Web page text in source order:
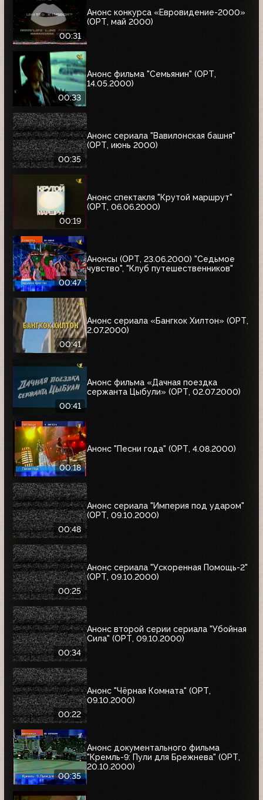
00:31
Анонс конкурса «Евровидение-2000»
(ОРТ, май 2000)
00:33
Анонс фильма "Семьянин" (ОРТ,
14.05.2000)
00:35
Анонс сериала "Вавилонская башня"
(ОРТ, июнь 2000)
00:19
Анонс спектакля "Крутой маршрут"
(ОРТ, 06.06.2000)
00:47
Анонсы (ОРТ, 23.06.2000) "Седьмое
чувство", "Клуб путешественников"
00:41
Анонс сериала «Бангкок Хилтон» (ОРТ,
2.07.2000)
00:41
Анонс фильма «Дачная поездка
сержанта Цыбули» (ОРТ, 02.07.2000)
00:18
Анонс "Песни года" (ОРТ, 4.08.2000)
00:48
Анонс сериала "Империя под ударом"
(ОРТ, 09.10.2000)
00:25
Анонс сериала "Ускоренная Помощь-2"
(ОРТ, 09.10.2000)
00:34
Анонс второй серии сериала "Убойная
Сила" (ОРТ, 09.10.2000)
00:22
Анонс "Чёрная Комната" (ОРТ,
09.10.2000)
00:35
Анонс документального фильма
"Кремль-9: Пули для Брежнева" (ОРТ,
20.10.2000)